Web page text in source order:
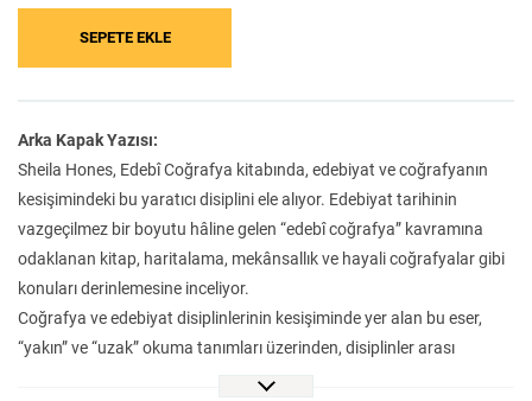
Klasik
Arka Kapak Yazısı:
Sheila Hones, Edebî Coğrafya kitabında, edebiyat ve coğrafyanın
kesişimindeki bu yaratıcı disiplini ele alıyor. Edebiyat tarihinin
vazgeçilmez bir boyutu hâline gelen “edebî coğrafya” kavramına
odaklanan kitap, haritalama, mekânsallık ve hayali coğrafyalar gibi
konuları derinlemesine inceliyor.
Coğrafya ve edebiyat disiplinlerinin kesişiminde yer alan bu eser,
“yakın” ve “uzak” okuma tanımları üzerinden, disiplinler arası
çalışmaların kavramlara getirdiği yenilikçi bakış açılarını da